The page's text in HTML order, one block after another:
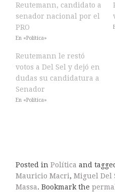
Reutemann, candidato a
senador nacional por el
PRO
En «Política»
Reutemann le restó
votos a Del Sel y dejó en
dudas su candidatura a
Senador
En «Política»
Posted in Política and
Mauricio Macri, Miguel Del
Massa. Bookmark the